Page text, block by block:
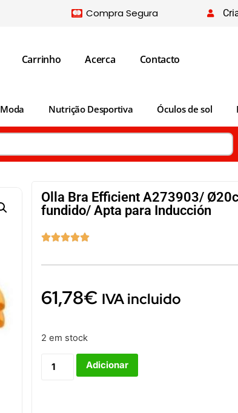
Compra Segura
Carrinho Acerca Contacto
Moda Nutrição Desportiva Óculos de sol
Olla Bra Efficient A273903/
fundido/ Apta para Inducción

61,78€ IVA incluido
2 em stock
Adicionar